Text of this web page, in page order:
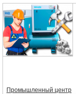
Промышленный центр